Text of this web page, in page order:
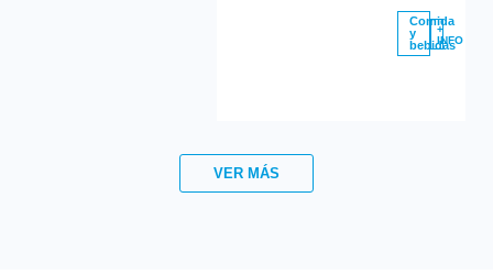
Comida
y
bebidas
+
INFO
VER MÁS